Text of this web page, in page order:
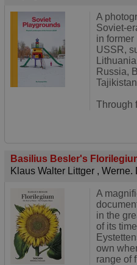
A
Soviet-
in former
USSR,
Russia,
Through
Basilius Besler's
Klaus Walter Littger , Werne.
A
in the
of its
own
range of